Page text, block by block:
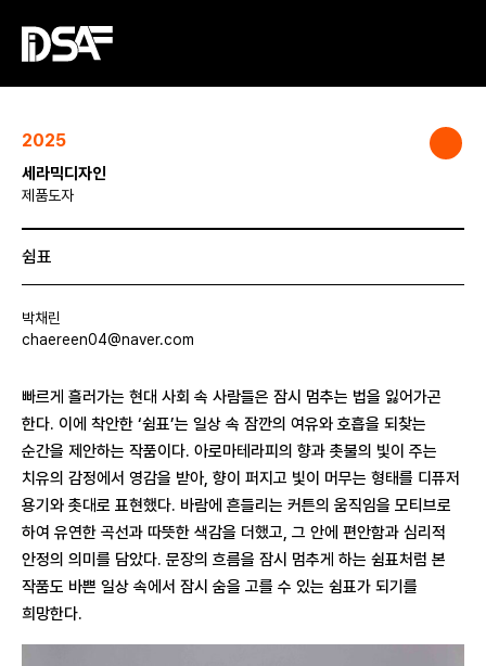
2025
세라믹디자인
제품도자
쉼표
박채린
chaereen04@naver.com
빠르게 흘러가는 현대 사회 속 사람들은 잠시 멈추는 법을 잃어가곤
한다. 이에 착안한 ‘쉼표’는 일상 속 잠깐의 여유와 호흡을 되찾는
순간을 제안하는 작품이다. 아로마테라피의 향과 촛불의 빛이 주는
치유의 감정에서 영감을 받아, 향이 퍼지고 빛이 머무는 형태를 디퓨저
용기와 촛대로 표현했다. 바람에 흔들리는 커튼의 움직임을 모티브로
하여 유연한 곡선과 따뜻한 색감을 더했고, 그 안에 편안함과 심리적
안정의 의미를 담았다. 문장의 흐름을 잠시 멈추게 하는 쉼표처럼 본
작품도 바쁜 일상 속에서 잠시 숨을 고를 수 있는 쉼표가 되기를
희망한다.